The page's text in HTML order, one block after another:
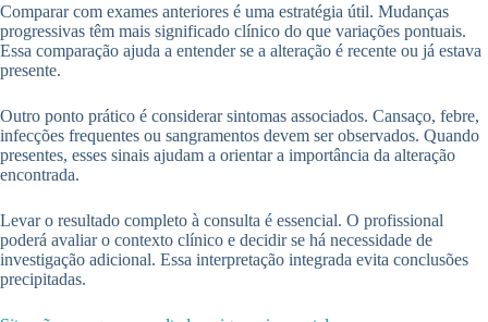
Comparar com exames anteriores é uma estratégia útil. Mudanças
progressivas têm mais significado clínico do que variações pontuais.
Essa comparação ajuda a entender se a alteração é recente ou já estava
presente.
Outro ponto prático é considerar sintomas associados. Cansaço, febre,
infecções frequentes ou sangramentos devem ser observados. Quando
presentes, esses sinais ajudam a orientar a importância da alteração
encontrada.
Levar o resultado completo à consulta é essencial. O profissional
poderá avaliar o contexto clínico e decidir se há necessidade de
investigação adicional. Essa interpretação integrada evita conclusões
precipitadas.